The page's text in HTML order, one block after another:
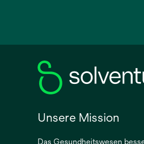
neuen
geöffnet
Unsere Mission
Das Gesundheitswesen